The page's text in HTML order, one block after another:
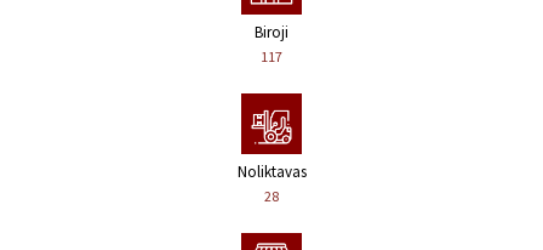
Biroji
117
Noliktavas
28